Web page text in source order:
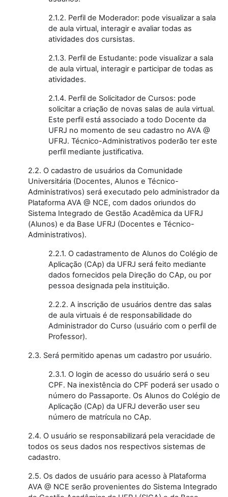
2.1.2. Perfil de Moderador: pode visualizar a sala
de aula virtual, interagir e avaliar todas as
atividades dos cursistas.
2.1.3. Perfil de Estudante: pode visualizar a sala
de aula virtual, interagir e participar de todas as
atividades.
2.1.4. Perfil de Solicitador de Cursos: pode
solicitar a criação de novas salas de aula virtual.
Este perfil está associado a todo Docente da
UFRJ no momento de seu cadastro no AVA @
UFRJ. Técnico-Administrativos poderão ter este
perfil mediante justificativa.
2.2. O cadastro de usuários da Comunidade
Universitária (Docentes, Alunos e Técnico-
Administrativos) será executado pelo administrador da
Plataforma AVA @ NCE, com dados oriundos do
Sistema Integrado de Gestão Acadêmica da UFRJ
(Alunos) e da Base UFRJ (Docentes e Técnico-
Administrativos).
2.2.1. O cadastramento de Alunos do Colégio de
Aplicação (CAp) da UFRJ será feito mediante
dados fornecidos pela Direção do CAp, ou por
pessoa designada pela instituição.
2.2.2. A inscrição de usuários dentre das salas
de aula virtuais é de responsabilidade do
Administrador do Curso (usuário com o perfil de
Professor).
2.3. Será permitido apenas um cadastro por usuário.
2.3.1. O login de acesso do usuário será o seu
CPF. Na inexistência do CPF poderá ser usado o
número do Passaporte. Os Alunos do Colégio de
Aplicação (CAp) da UFRJ deverão user seu
número de matrícula no CAp.
2.4. O usuário se responsabilizará pela veracidade de
todos os seus dados nos respectivos sistemas de
cadastro.
2.5. Os dados de usuário para acesso à Plataforma
AVA @ NCE serão provenientes do Sistema Integrado